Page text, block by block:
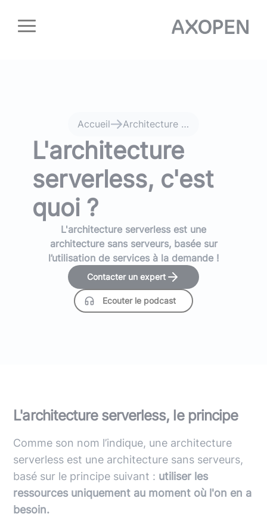
Accueil Architecture Serverless - Expertise Lyon
L'architecture
serverless, c'est
quoi ?
L'architecture serverless est une
architecture sans serveurs, basée sur
l’utilisation de services à la demande !
Contacter un expert
Ecouter le podcast
L'architecture serverless, le principe
Comme son nom l’indique, une architecture
serverless est une architecture sans serveurs,
basé sur le principe suivant : utiliser les
ressources uniquement au moment où l'on en a
besoin.